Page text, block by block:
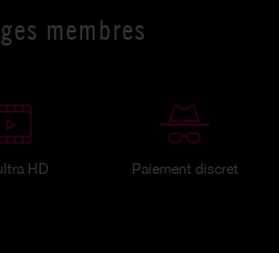
membres
HD Paiement discret